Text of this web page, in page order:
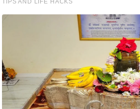
र्म
भु
म
हि